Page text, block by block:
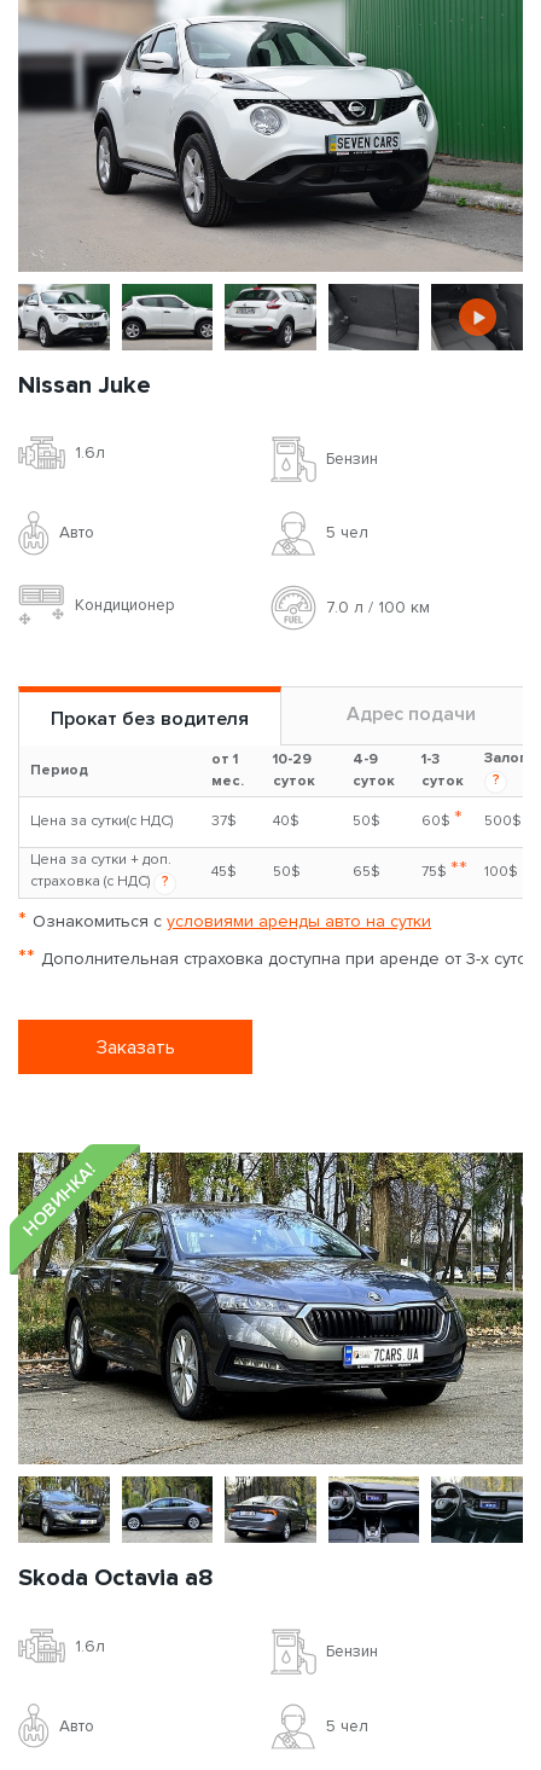
Nissan Juke
1.6л Бензин
Авто 5 чел
Кондиционер 7.0 л / 100 км
Прокат без водителя Адрес подачи
Период
от 1
мес.
10-29
суток
4-9
суток
1-3
суток
Залог
?
Цена за сутки(с НДС) 37$ 40$ 50$ 60$ * 500$
Цена за сутки + доп.
страховка (с НДС)
?
45$ 50$ 65$ 75$ ** 100$
* Ознакомиться с условиями аренды авто на сутки
** Дополнительная страховка доступна при аренде от 3-х суток
Заказать
НОВИНКА!
Skoda Octavia a8
1.6л Бензин
Авто 5 чел